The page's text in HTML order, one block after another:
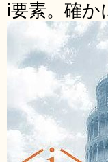
i要素。確か